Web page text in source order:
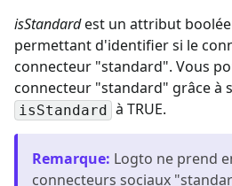
isStandardest un attribut
permettant d'identifier si le
connecteur "standard". Vous
connecteur "standard" grâce à
isStandard à TRUE.
Remarque: Logto ne prend
connecteurs sociaux